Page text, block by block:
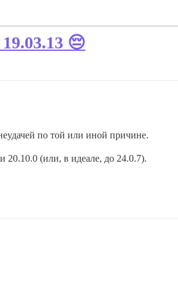
😔
по той или иной причине.
20.10.0 (или, в идеале, до 24.0.7).